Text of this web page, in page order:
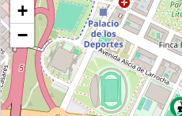
+
−